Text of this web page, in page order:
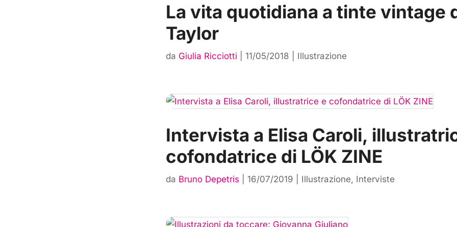
La vita quotidiana a tinte vintage
Taylor
da Giulia Ricciotti |11/05/2018 Illustrazione
Intervista a Elisa Caroli,
cofondatrice di LÖK ZINE
da Bruno Depetris |16/07/2019 Illustrazione, Interviste